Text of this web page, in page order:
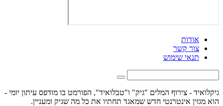
אודות
צור קשר
תנאי שימוש
גיקלואיד - צירוף המלים "גיק" ו"טבלואיד", הפורמט בו מודפס עיתון יומי -
הוא מגזין אינטרנטי חדש שמאגד תחתיו את כל מה שגיק ומעניין.